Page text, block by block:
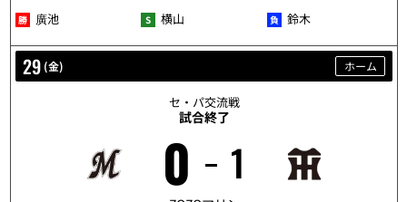
廣池 横山 鈴木
5/29
29 (金) ホーム
セ・パ交流戦
試合終了
0 1